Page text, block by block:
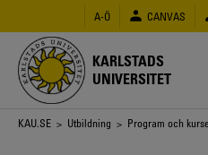
huvudinnehåll
A-Ö CANVAS
KARLSTADS
UNIVERSITET
Länkstig
KAU.SE > Utbildning > Program och